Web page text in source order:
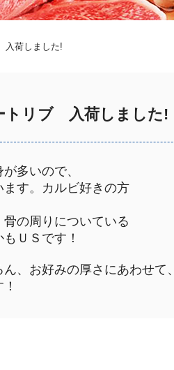
荷しました!
リブ 入荷しました!
多いので、
す。カルビ好きの方
の周りについている
ＵＳです！
、お好みの厚さにあわせて、